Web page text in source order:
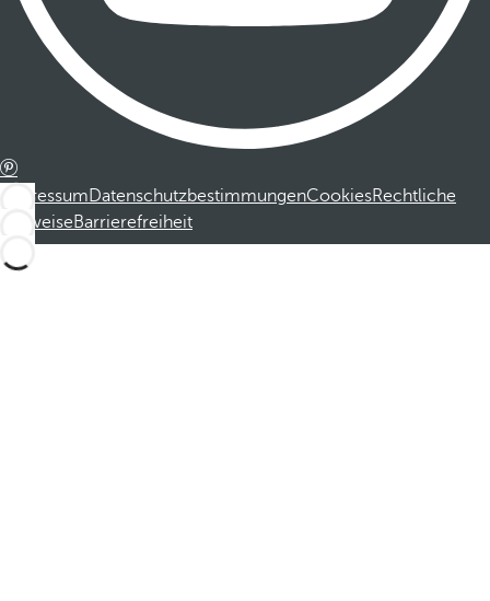
ImpressumDatenschutzbestimmungenCookiesRechtliche
HinweiseBarrierefreiheit